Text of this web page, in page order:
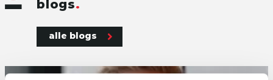
blogs
alle blogs